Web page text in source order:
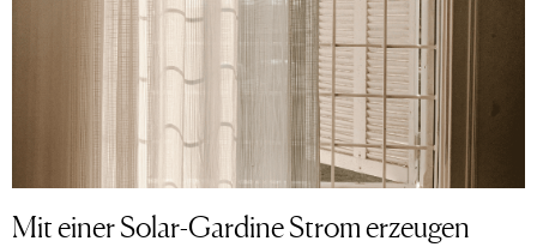
Mit einer Solar-Gardine Strom erzeugen